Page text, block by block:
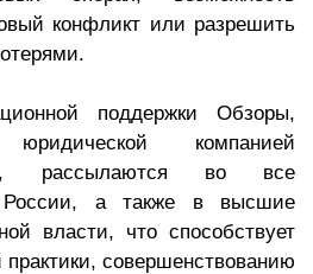
конфликт или разрешить
поддержки Обзоры,
юридической компанией
рассылаются во все
России, а также в высшие
власти, что способствует
совершенствованию